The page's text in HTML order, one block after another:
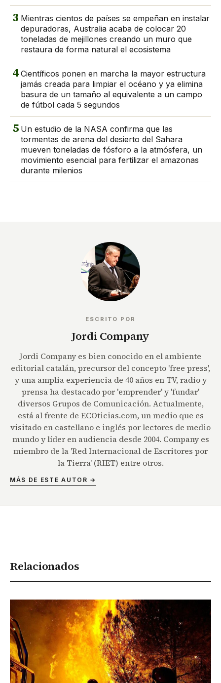
3 Mientras cientos de países se empeñan en instalar
depuradoras, Australia acaba de colocar 20
toneladas de mejillones creando un muro que
restaura de forma natural el ecosistema
4 Científicos ponen en marcha la mayor estructura
jamás creada para limpiar el océano y ya elimina
basura de un tamaño al equivalente a un campo
de fútbol cada 5 segundos
5 Un estudio de la NASA confirma que las
tormentas de arena del desierto del Sahara
mueven toneladas de fósforo a la atmósfera, un
movimiento esencial para fertilizar el amazonas
durante milenios
ESCRITO POR
Jordi Company
Jordi Company es bien conocido en el ambiente
editorial catalán, precursor del concepto 'free press',
y una amplia experiencia de 40 años en TV, radio y
prensa ha destacado por 'emprender' y 'fundar'
diversos Grupos de Comunicación. Actualmente,
está al frente de ECOticias.com, un medio que es
visitado en castellano e inglés por lectores de medio
mundo y líder en audiencia desde 2004. Company es
miembro de la 'Red Internacional de Escritores por
la Tierra' (RIET) entre otros.
MÁS DE ESTE AUTOR →
Relacionados